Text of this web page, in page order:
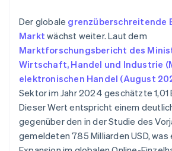
Der globale grenzüberschreitende
Markt wächst weiter. Laut dem
Marktforschungsbericht des
Wirtschaft, Handel und Industrie
elektronischen Handel (August
Sektor im Jahr 2024 geschätzte 1,01
Dieser Wert entspricht einem
gegenüber den in der Studie des
gemeldeten 785 Milliarden USD,